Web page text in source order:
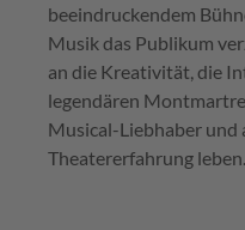
beeindruckendem
Musik das Publikum
an die Kreativität, die
legendären
Musical-Liebhaber und
Theatererfahrung leben.